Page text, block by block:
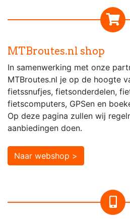
MTBroutes.nl shop
In samenwerking met onze
MTBroutes.nl je op de hoogte
fietssnufjes, fietsonderdelen,
fietscomputers, GPSen en
Op deze pagina zullen wij
aanbiedingen doen.
Naar webshop >